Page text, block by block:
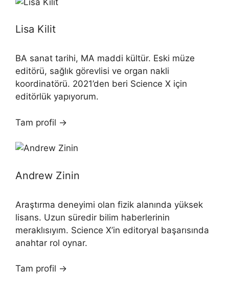
Lisa Kilit
BA sanat tarihi, MA maddi kültür. Eski müze
editörü, sağlık görevlisi ve organ nakli
koordinatörü. 2021’den beri Science X için
editörlük yapıyorum.
Tam profil →
Andrew Zinin
Araştırma deneyimi olan fizik alanında yüksek
lisans. Uzun süredir bilim haberlerinin
meraklısıyım. Science X’in editoryal başarısında
anahtar rol oynar.
Tam profil →